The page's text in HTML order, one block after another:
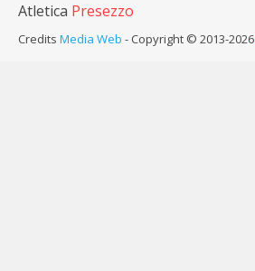
Atletica Presezzo
Credits Media Web - Copyright © 2013-2026